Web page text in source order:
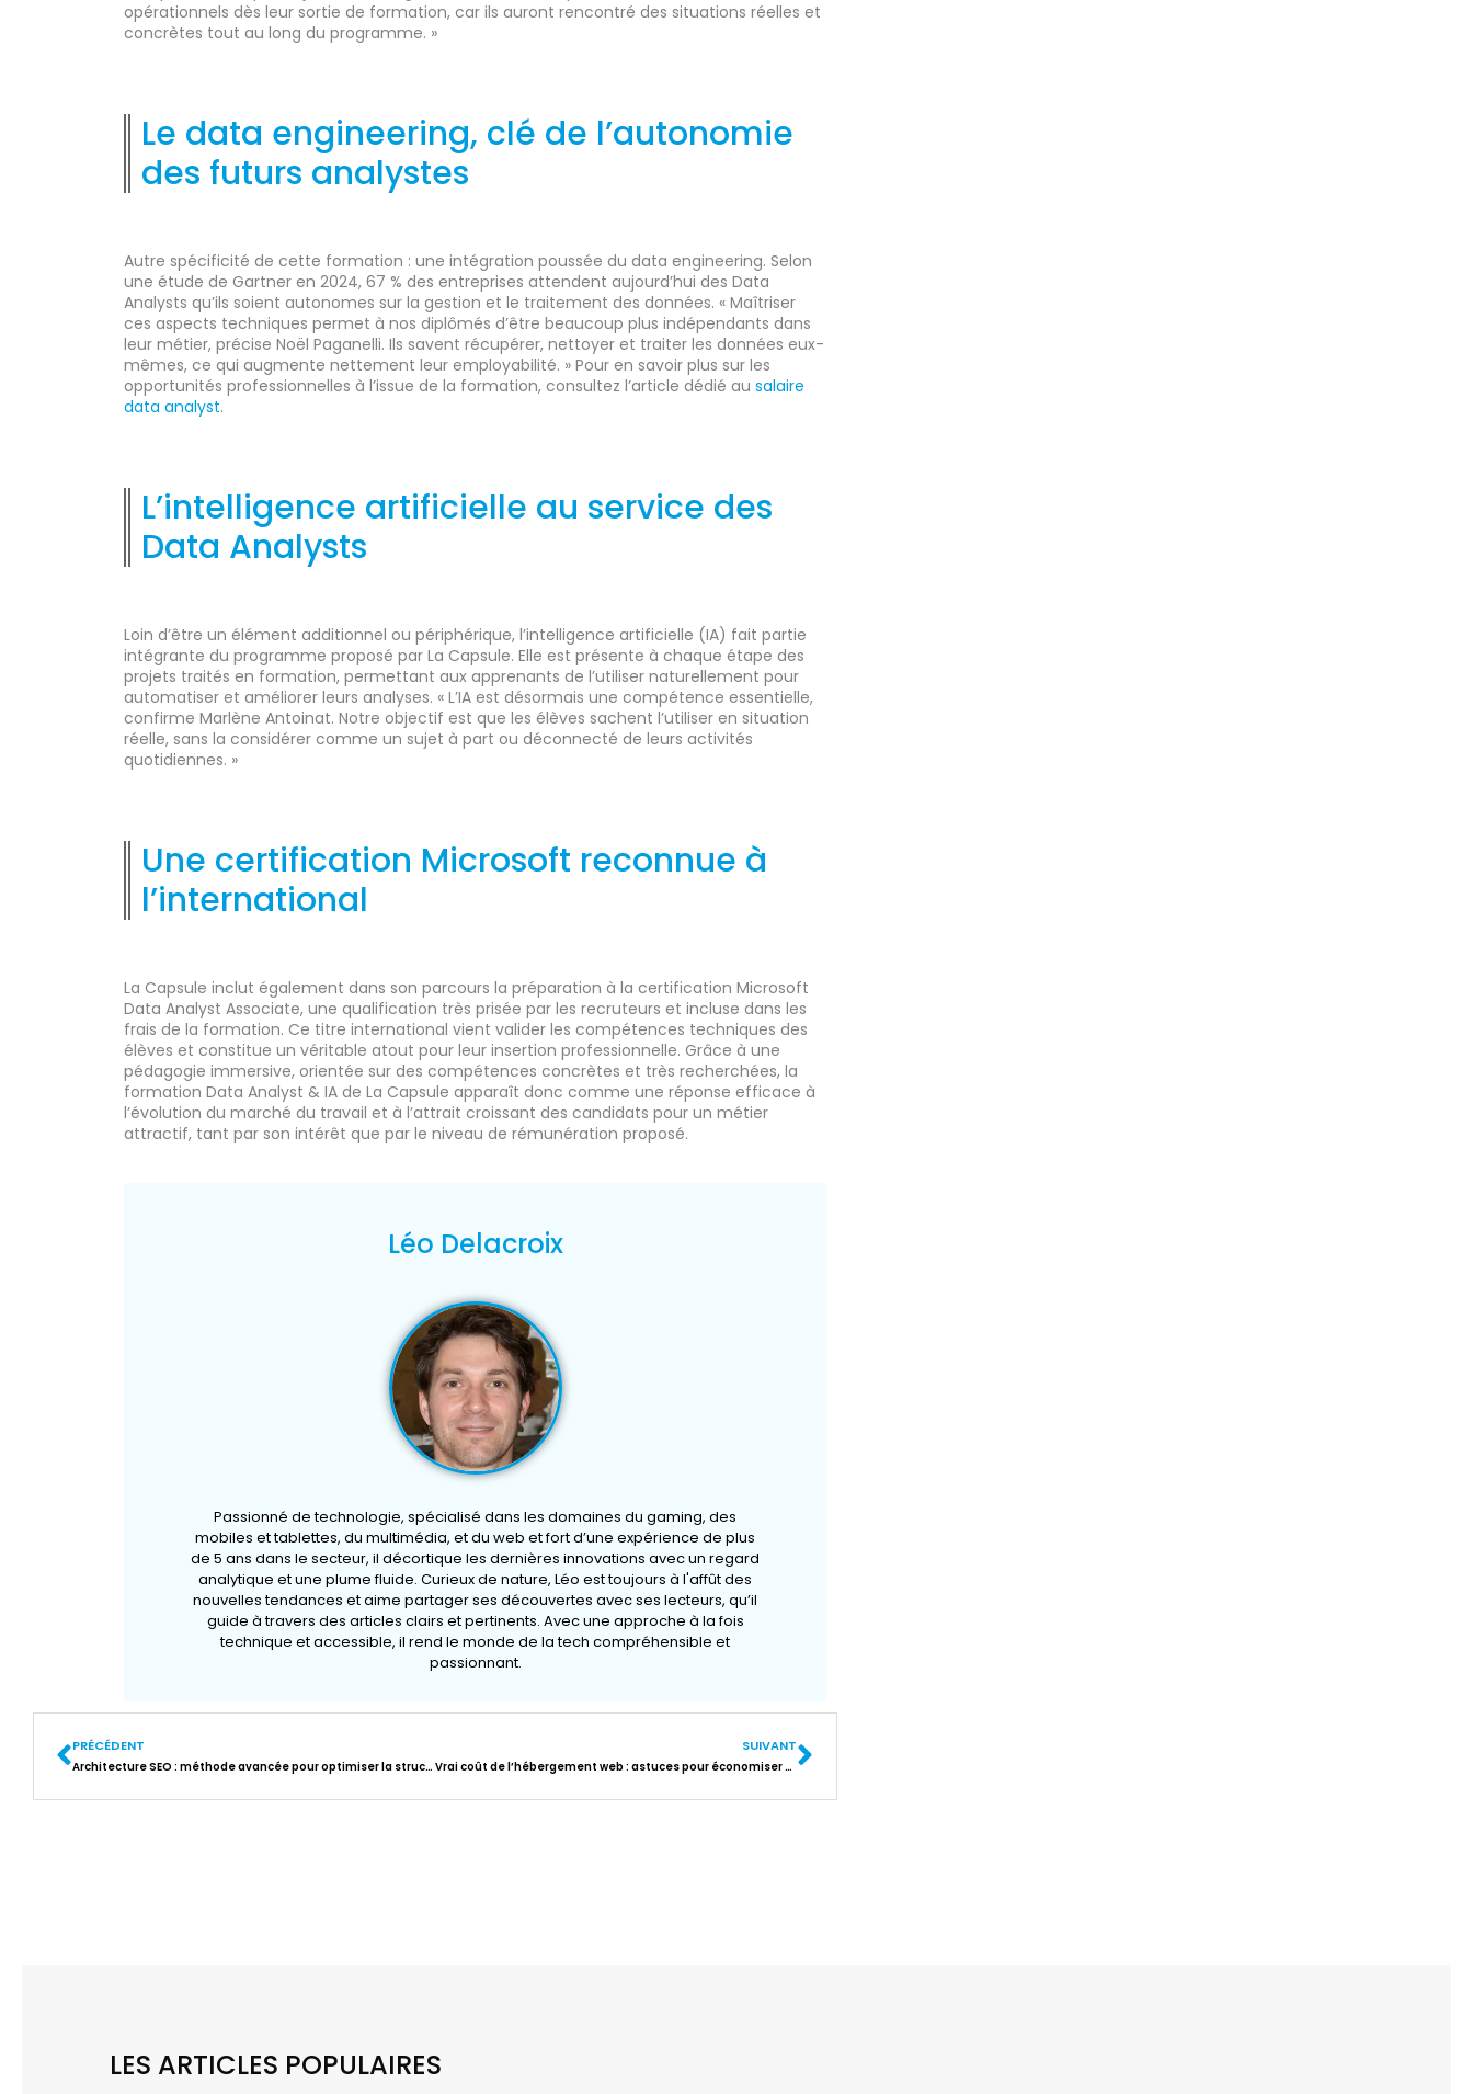
opérationnels dès leur sortie de formation, car ils auront rencontré des situations réelles et
concrètes tout au long du programme. »
Le data engineering, clé de l’autonomie
des futurs analystes
Autre spécificité de cette formation : une intégration poussée du data engineering. Selon
une étude de Gartner en 2024, 67 % des entreprises attendent aujourd’hui des Data
Analysts qu’ils soient autonomes sur la gestion et le traitement des données. « Maîtriser
ces aspects techniques permet à nos diplômés d’être beaucoup plus indépendants dans
leur métier, précise Noël Paganelli. Ils savent récupérer, nettoyer et traiter les données eux-
mêmes, ce qui augmente nettement leur employabilité. » Pour en savoir plus sur les
opportunités professionnelles à l’issue de la formation, consultez l’article dédié ausalaire
data analyst.
L’intelligence artificielle au service des
Data Analysts
Loin d’être un élément additionnel ou périphérique, l’intelligence artificielle (IA) fait partie
intégrante du programme proposé par La Capsule. Elle est présente à chaque étape des
projets traités en formation, permettant aux apprenants de l’utiliser naturellement pour
automatiser et améliorer leurs analyses. « L’IA est désormais une compétence essentielle,
confirme Marlène Antoinat. Notre objectif est que les élèves sachent l’utiliser en situation
réelle, sans la considérer comme un sujet à part ou déconnecté de leurs activités
quotidiennes. »
Une certification Microsoft reconnue à
l’international
La Capsule inclut également dans son parcours la préparation à la certification Microsoft
Data Analyst Associate, une qualification très prisée par les recruteurs et incluse dans les
frais de la formation. Ce titre international vient valider les compétences techniques des
élèves et constitue un véritable atout pour leur insertion professionnelle. Grâce à une
pédagogie immersive, orientée sur des compétences concrètes et très recherchées, la
formation Data Analyst & IA de La Capsule apparaît donc comme une réponse efficace à
l’évolution du marché du travail et à l’attrait croissant des candidats pour un métier
attractif, tant par son intérêt que par le niveau de rémunération proposé.
Léo Delacroix
Passionné de technologie, spécialisé dans les domaines du gaming, des
mobiles et tablettes, du multimédia, et du web et fort d’une expérience de plus
de 5 ans dans le secteur, il décortique les dernières innovations avec un regard
analytique et une plume fluide. Curieux de nature, Léo est toujours à l'affût des
nouvelles tendances et aime partager ses découvertes avec ses lecteurs, qu’il
guide à travers des articles clairs et pertinents. Avec une approche à la fois
technique et accessible, il rend le monde de la tech compréhensible et
passionnant.
PRÉCÉDENT
Architecture SEO : méthode avancée pour optimiser la structure sémantique d’un site web
SUIVANT
Vrai coût de l’hébergement web : astuces pour économiser chaque mois
LES ARTICLES POPULAIRES